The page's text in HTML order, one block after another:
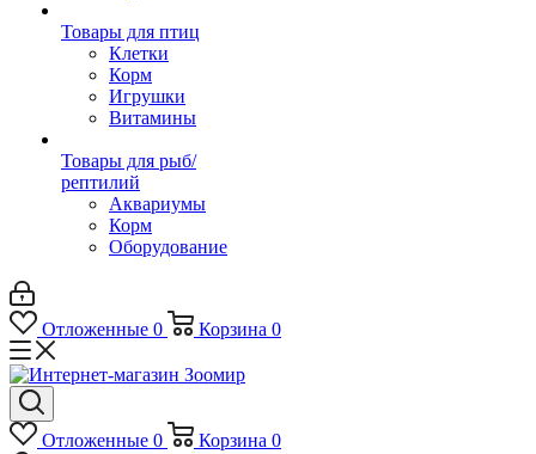
Товары для птиц
Клетки
Корм
Игрушки
Витамины
Товары для рыб/
рептилий
Аквариумы
Корм
Оборудование
Отложенные 0 Корзина 0
Отложенные 0 Корзина 0